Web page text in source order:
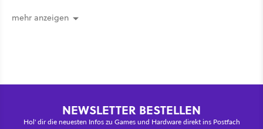
mehr anzeigen
NEWSLETTER BESTELLEN
Hol' dir die neuesten Infos zu Games und Hardware direkt ins Postfach